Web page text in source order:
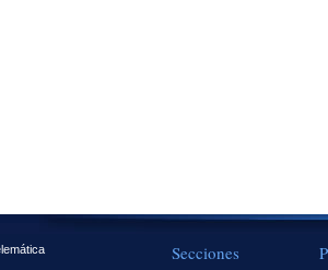
Secciones